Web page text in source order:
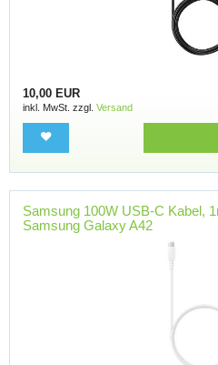
10,00 EUR
inkl. MwSt. zzgl. Versand
Samsung 100W USB-C Kabel,
Samsung Galaxy A42